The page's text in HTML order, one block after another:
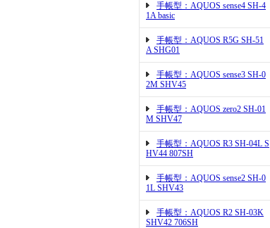
手帳型：AQUOS sense4 SH-4
1A basic
手帳型：AQUOS R5G SH-51
A SHG01
手帳型：AQUOS sense3 SH-0
2M SHV45
手帳型：AQUOS zero2 SH-01
M SHV47
手帳型：AQUOS R3 SH-04L S
HV44 807SH
手帳型：AQUOS sense2 SH-0
1L SHV43
手帳型：AQUOS R2 SH-03K
SHV42 706SH